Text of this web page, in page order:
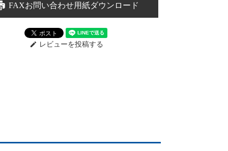
FAXお問い合わせ用紙ダウンロード
edit レビューを投稿する